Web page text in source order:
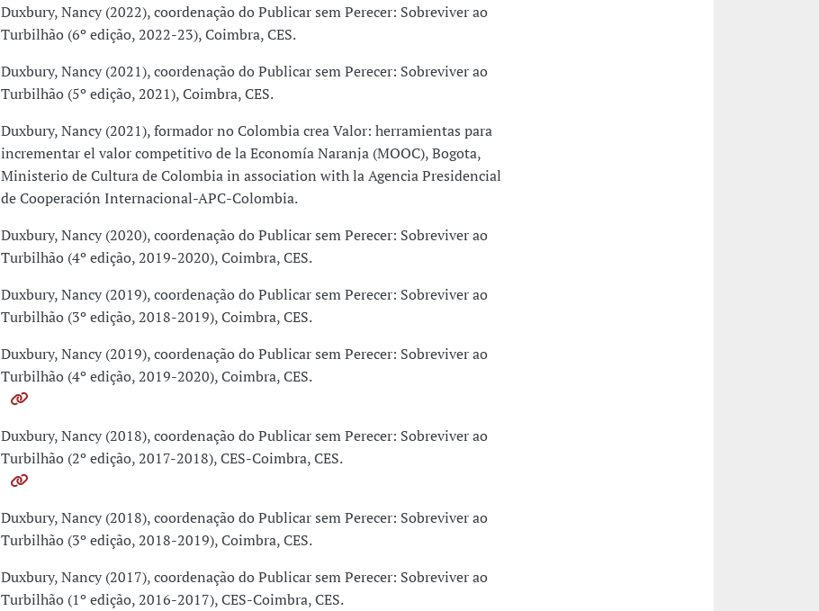
Duxbury, Nancy (2022), coordenação do Publicar sem Perecer: Sobreviver ao
Turbilhão (6º edição, 2022-23), Coimbra, CES.
Duxbury, Nancy (2021), coordenação do Publicar sem Perecer: Sobreviver ao
Turbilhão (5º edição, 2021), Coimbra, CES.
Duxbury, Nancy (2021), formador no Colombia crea Valor: herramientas para
incrementar el valor competitivo de la Economía Naranja (MOOC), Bogota,
Ministerio de Cultura de Colombia in association with la Agencia Presidencial
de Cooperación Internacional-APC-Colombia.
Duxbury, Nancy (2020), coordenação do Publicar sem Perecer: Sobreviver ao
Turbilhão (4º edição, 2019-2020), Coimbra, CES.
Duxbury, Nancy (2019), coordenação do Publicar sem Perecer: Sobreviver ao
Turbilhão (3º edição, 2018-2019), Coimbra, CES.
Duxbury, Nancy (2019), coordenação do Publicar sem Perecer: Sobreviver ao
Turbilhão (4º edição, 2019-2020), Coimbra, CES.
Duxbury, Nancy (2018), coordenação do Publicar sem Perecer: Sobreviver ao
Turbilhão (2º edição, 2017-2018), CES-Coimbra, CES.
Duxbury, Nancy (2018), coordenação do Publicar sem Perecer: Sobreviver ao
Turbilhão (3º edição, 2018-2019), Coimbra, CES.
Duxbury, Nancy (2017), coordenação do Publicar sem Perecer: Sobreviver ao
Turbilhão (1º edição, 2016-2017), CES-Coimbra, CES.